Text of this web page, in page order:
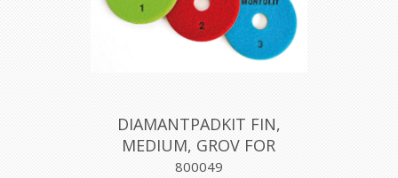
DIAMANTPADKIT FIN,
MEDIUM, GROV FOR
VINKELSLIPER, MONTOLIT
800049